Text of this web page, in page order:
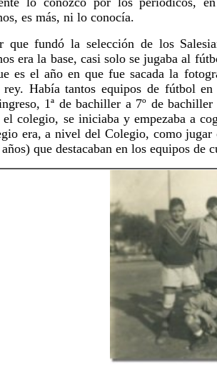
es más, ni lo conocía.
que fundó la selección de los
era la base, casi solo se jugaba al
es el año en que fue sacada la
rey. Había tantos equipos de fútbol
1ª de bachiller a 7º de
el colegio, se iniciaba y empezaba a
era, a nivel del Colegio, como
que destacaban en los equipos de